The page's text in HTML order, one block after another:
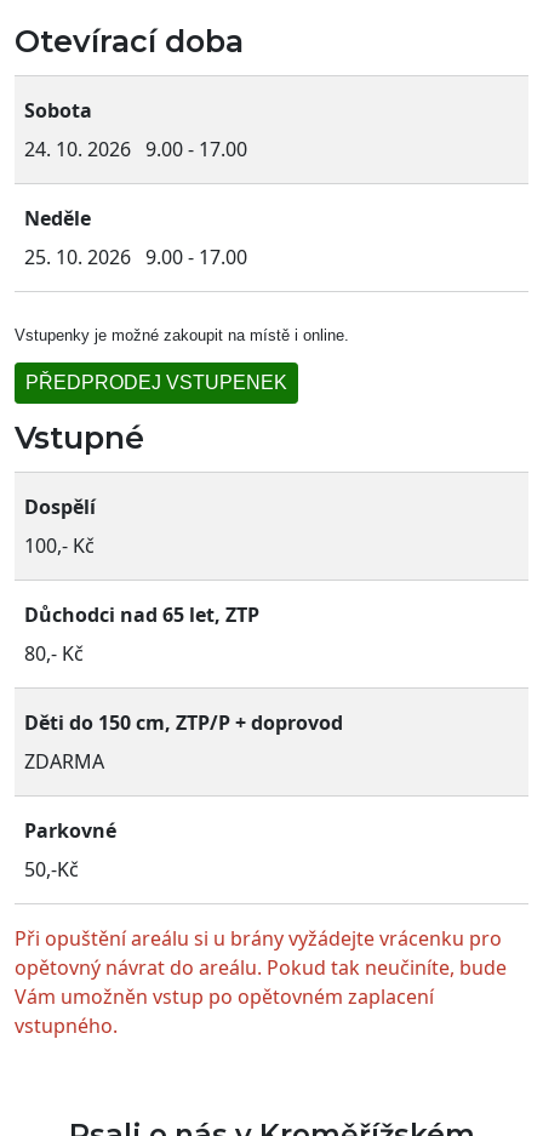
Otevírací doba
Sobota
24. 10. 2026 9.00 - 17.00
Neděle
25. 10. 2026 9.00 - 17.00
Vstupenky je možné zakoupit na místě i online.
PŘEDPRODEJ VSTUPENEK
Vstupné
Dospělí
100,- Kč
Důchodci nad 65 let, ZTP
80,- Kč
Děti do 150 cm, ZTP/P + doprovod
ZDARMA
Parkovné
50,-Kč
Při opuštění areálu si u brány vyžádejte vrácenku pro
opětovný návrat do areálu. Pokud tak neučiníte, bude
Vám umožněn vstup po opětovném zaplacení
vstupného.